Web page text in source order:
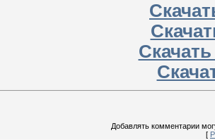
Добавлять комментарии
[